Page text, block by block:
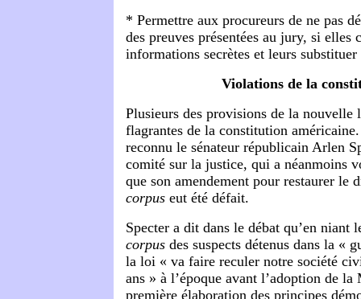
* Permettre aux procureurs de ne pas
des preuves présentées au jury, si elles
informations secrètes et leurs substituer
Violations de la
Plusieurs des provisions de la nouvelle
flagrantes de la constitution américaine.
reconnu le sénateur républicain Arlen
comité sur la justice, qui a néanmoins
que son amendement pour restaurer le
corpus eut été défait.
Specter a dit dans le débat qu’en niant
corpus des suspects détenus dans la «
la loi « va faire reculer notre société
ans » à l’époque avant l’adoption de
première élaboration des principes